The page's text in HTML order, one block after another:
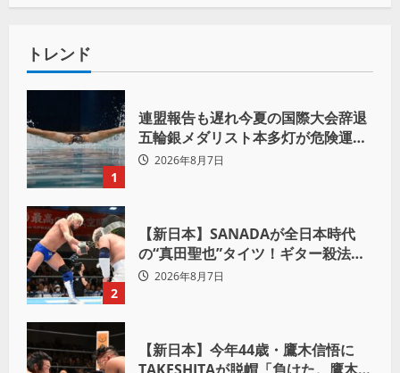
トレンド
1
連盟報告も遅れ今夏の国際大会辞退
五輪銀メダリスト本多灯が危険運転
致傷で起訴
2026年8月7日
2
【新日本】SANADAが全日本時代
の“真田聖也”タイツ！ギター殺法で
Yuto-IceをKO「俺と闘う時は考え
2026年8月7日
【新日本】今年44歳・鷹木信悟に